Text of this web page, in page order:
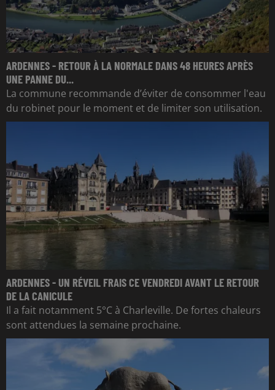
ARDENNES - RETOUR À LA NORMALE DANS 48 HEURES APRÈS
UNE PANNE DU...
La commune recommande d’éviter de consommer l'eau
du robinet pour le moment et de limiter son utilisation.
ARDENNES - UN RÉVEIL FRAIS CE VENDREDI AVANT LE RETOUR
DE LA CANICULE
Il a fait notamment 5°C à Charleville. De fortes chaleurs
sont attendues la semaine prochaine.